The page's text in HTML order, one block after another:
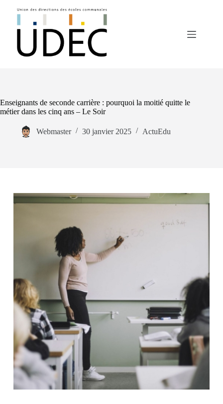
Enseignants de seconde carrière : pourquoi la moitié quitte le
métier dans les cinq ans – Le Soir
Webmaster 30 janvier 2025 ActuEdu